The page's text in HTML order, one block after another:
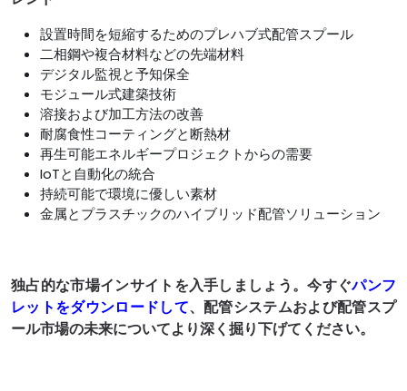
設置時間を短縮するためのプレハブ式配管スプール
二相鋼や複合材料などの先端材料
デジタル監視と予知保全
モジュール式建築技術
溶接および加工方法の改善
耐腐食性コーティングと断熱材
再生可能エネルギープロジェクトからの需要
IoTと自動化の統合
持続可能で環境に優しい素材
金属とプラスチックのハイブリッド配管ソリューション
独占的な市場インサイトを入手しましょう。今すぐパンフ
レットをダウンロードして、配管システムおよび配管スプ
ール市場の未来についてより深く掘り下げてください。